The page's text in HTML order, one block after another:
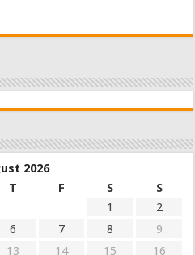
2026
T F S
S
1
2
6 7 8
9
13 14 15
16